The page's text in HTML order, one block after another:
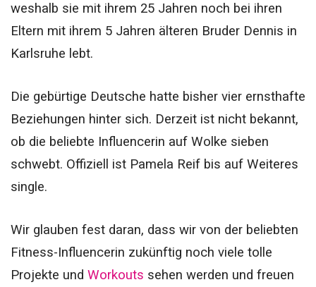
weshalb sie mit ihrem 25 Jahren noch bei ihren
Eltern mit ihrem 5 Jahren älteren Bruder Dennis in
Karlsruhe lebt.
Die gebürtige Deutsche hatte bisher vier ernsthafte
Beziehungen hinter sich. Derzeit ist nicht bekannt,
ob die beliebte Influencerin auf Wolke sieben
schwebt. Offiziell ist Pamela Reif bis auf Weiteres
single.
Wir glauben fest daran, dass wir von der beliebten
Fitness-Influencerin zukünftig noch viele tolle
Projekte und Workouts sehen werden und freuen